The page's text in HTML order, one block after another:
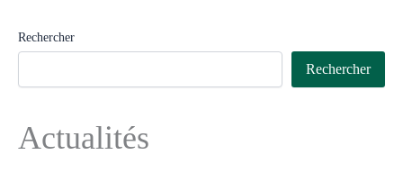
Rechercher
Rechercher
Actualités